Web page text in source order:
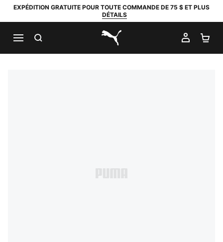
EXPÉDITION GRATUITE POUR TOUTE COMMANDE DE 75 $ ET PLUS
DÉTAILS
PUMA.com
MON